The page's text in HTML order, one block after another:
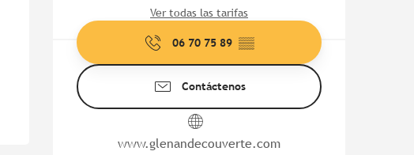
Ver todas las tarifas
06 70 75 89 ▒▒
Contáctenos
www.glenandecouverte.com